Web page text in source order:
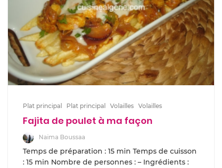
Plat principal Plat principal Volailles Volailles
Fajita de poulet à ma façon
Naima Boussaa
Temps de préparation : 15 min Temps de cuisson
: 15 min Nombre de personnes : – Ingrédients :